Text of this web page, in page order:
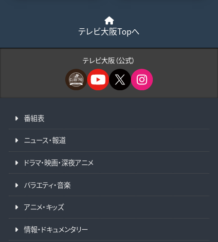
テレビ大阪Topへ
テレビ大阪（公式）
番組表
ニュース・報道
ドラマ・映画・深夜アニメ
バラエティ・音楽
アニメ・キッズ
情報・ドキュメンタリー